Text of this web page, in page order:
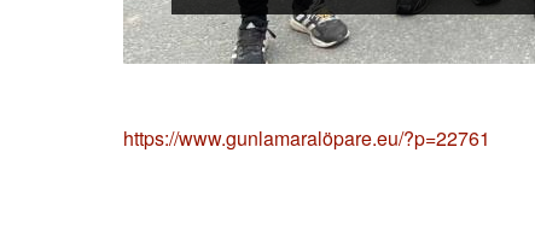
https://www.gunlamaralöpare.eu/?p=22761